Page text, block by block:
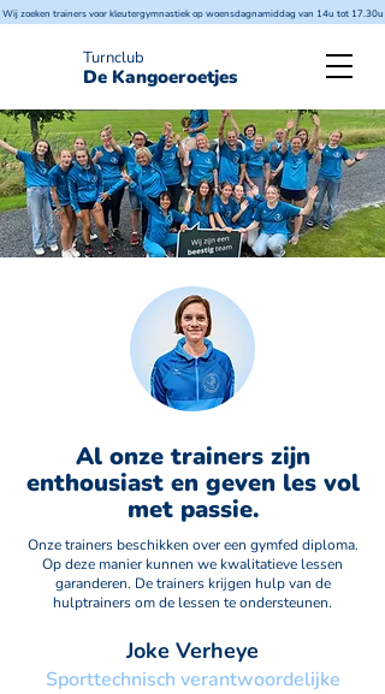
Turnclub
De Kangoeroetjes
Wij zoeken trainers voor kleutergymnastiek op woensdagnamiddag van 14u tot 17.30u
Al onze trainers zijn
enthousiast en geven les vol
met passie.
Onze trainers beschikken over een gymfed diploma.
Op deze manier kunnen we kwalitatieve lessen
garanderen. De trainers krijgen hulp van de
hulptrainers om de lessen te ondersteunen.
Joke Verheye
Sporttechnisch verantwoordelijke